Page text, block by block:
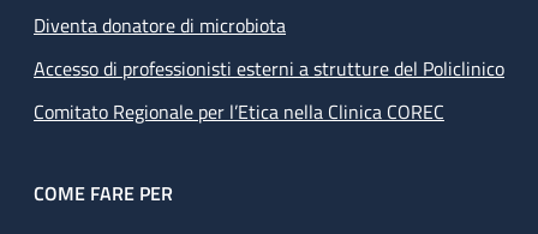
Diventa donatore di microbiota
Accesso di professionisti esterni a strutture del Policlinico
Comitato Regionale per l’Etica nella Clinica COREC
COME FARE PER